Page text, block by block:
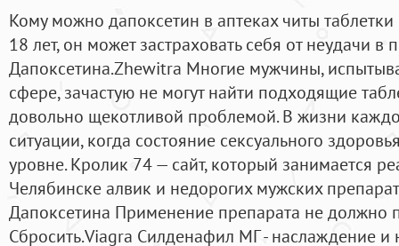
Кому можно дапоксетин в аптеках читы
18 лет, он может застраховать себя от неудачи
Дапоксетина.Zhewitra Многие мужчины,
сфере, зачастую не могут найти подходящие
довольно щекотливой проблемой. В жизни
ситуации, когда состояние сексуального
уровне. Кролик 74 — cайт, который занимается
Челябинске алвик и недорогих мужских
Дапоксетина Применение препарата не должно
Сбросить.Viagra Силденафил МГ - наслаждение